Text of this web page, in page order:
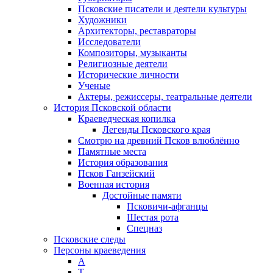
Псковские писатели и деятели культуры
Художники
Архитекторы, реставраторы
Исследователи
Композиторы, музыканты
Религиозные деятели
Исторические личности
Ученые
Актеры, режиссеры, театральные деятели
История Псковской области
Краеведческая копилка
Легенды Псковского края
Смотрю на древний Псков влюблённо
Памятные места
История образования
Псков Ганзейский
Военная история
Достойные памяти
Псковичи-афганцы
Шестая рота
Спецназ
Псковские следы
Персоны краеведения
А